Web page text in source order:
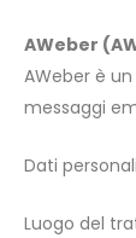
AWeber
AWeber è
messaggi
Dati
Luogo del